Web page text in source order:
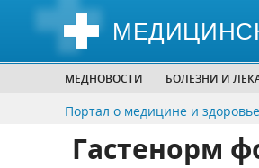
МЕДНОВОСТИ БОЛЕЗНИ И
Портал о медицине и здоровье
Гастенорм